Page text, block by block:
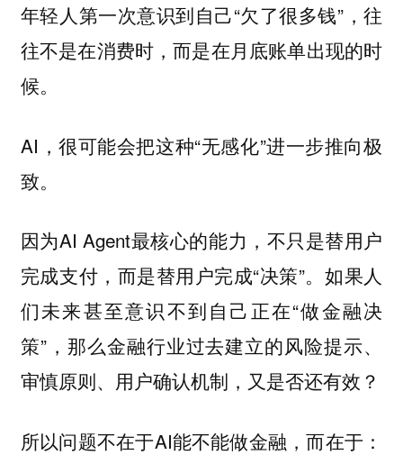
年轻人第一次意识到自己“欠了很多钱”，往
往不是在消费时，而是在月底账单出现的时
候。
AI，很可能会把这种“无感化”进一步推向极
致。
因为AI Agent最核心的能力，不只是替用户
完成支付，而是替用户完成“决策”。如果人
们未来甚至意识不到自己正在“做金融决
策”，那么金融行业过去建立的风险提示、
审慎原则、用户确认机制，又是否还有效？
所以问题不在于AI能不能做金融，而在于：